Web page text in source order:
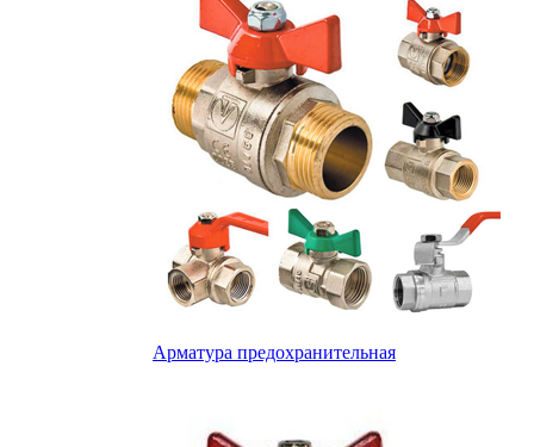
Арматура предохранительная